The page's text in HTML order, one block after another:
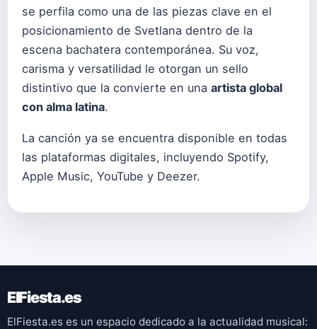
se perfila como una de las piezas clave en el
posicionamiento de Svetlana dentro de la
escena bachatera contemporánea. Su voz,
carisma y versatilidad le otorgan un sello
distintivo que la convierte en una artista global
con alma latina.
La canción ya se encuentra disponible en todas
las plataformas digitales, incluyendo Spotify,
Apple Music, YouTube y Deezer.
ElFiesta.es
ElFiesta.es es un espacio dedicado a la actualidad musical: